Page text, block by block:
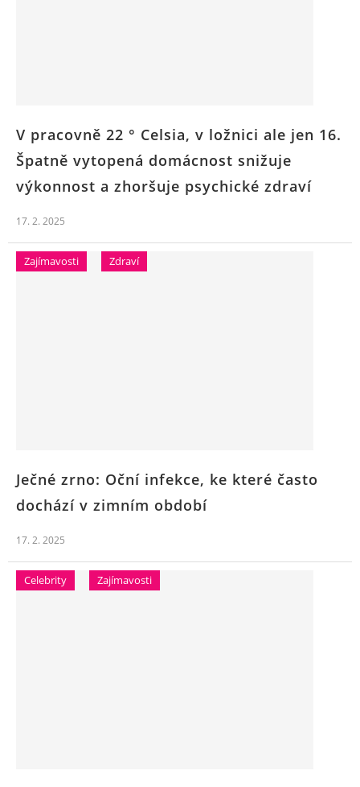
V pracovně 22 ° Celsia, v ložnici ale jen 16.
Špatně vytopená domácnost snižuje
výkonnost a zhoršuje psychické zdraví
17. 2. 2025
Zajímavosti Zdraví
Ječné zrno: Oční infekce, ke které často
dochází v zimním období
17. 2. 2025
Celebrity Zajímavosti